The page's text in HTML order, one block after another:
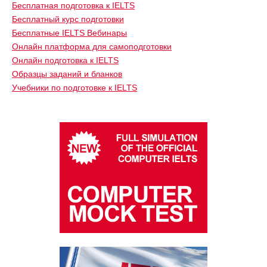
Бесплатная подготовка к IELTS
Бесплатный курс подготовки
Бесплатные IELTS Вебинары
Онлайн платформа для самоподготовки
Онлайн подготовка к IELTS
Образцы заданий и бланков
Учебники по подготовке к IELTS